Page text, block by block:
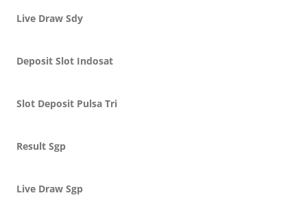
Live Draw Sdy
Deposit Slot Indosat
Slot Deposit Pulsa Tri
Result Sgp
Live Draw Sgp